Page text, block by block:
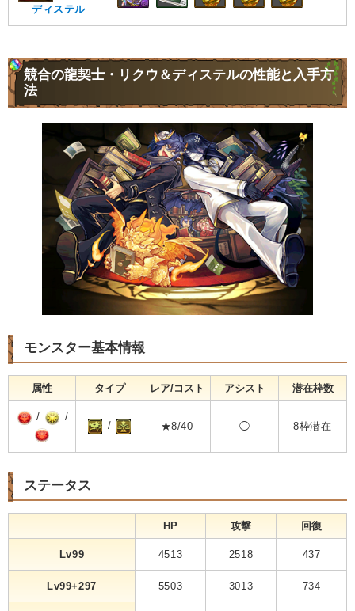
ディステル
競合の龍契士・リクウ＆ディステルの性能と入手方
法
モンスター基本情報
属性 タイプ レア/コスト アシスト 潜在枠数
/ /
/ ★8/40 ◯ 8枠潜在
ステータス
HP 攻撃 回復
Lv99 4513 2518 437
Lv99+297 5503 3013 734